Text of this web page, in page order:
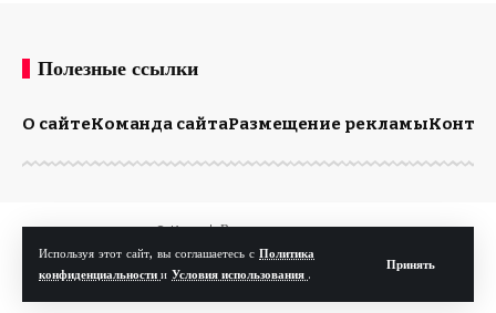
Используя этот сайт, вы соглашаетесь с Политика
конфиденциальности и Условия использования .
Принять
Полезные ссылки
О сайтеКоманда сайтаРазмещение рекламы
© Kp.md. Все права защищены.